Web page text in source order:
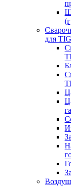
для